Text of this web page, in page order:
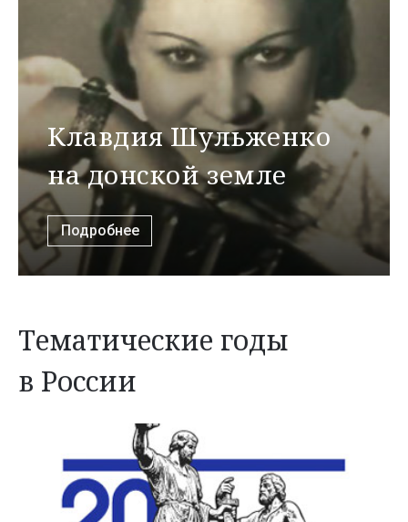
Клавдия Шульженко
на донской земле
Подробнее
Тематические годы
в России